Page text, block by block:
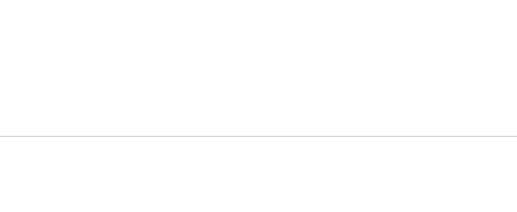
において、クラウド移行（Azure）を含むスクラム開発体制を再構築。専門性の高
て直しを支援しました。QA体制の構築や他ベンダーとの連携も担い、品質・スピ
つ最適なチームを組成できる、少数精鋭の組織体制です。
るフラットな文化が根づいており、入社間もない若手が提案した施策が即座に事
。
精神がある方